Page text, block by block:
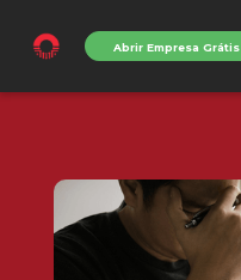
Abrir Empresa Grátis